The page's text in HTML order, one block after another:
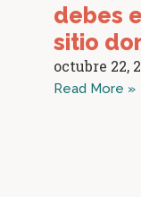
debes
sitio
octubre 22,
Read More »